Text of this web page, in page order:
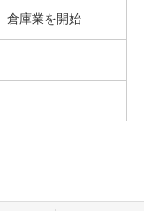
倉庫業を開始